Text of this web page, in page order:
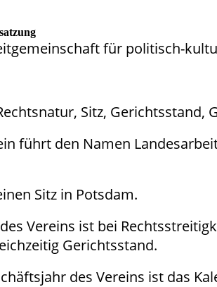
für politisch-
Sitz, Gerichtsstand,
führt den Namen
Sitz in Potsdam.
Vereins ist bei
Gerichtsstand.
des Vereins ist das